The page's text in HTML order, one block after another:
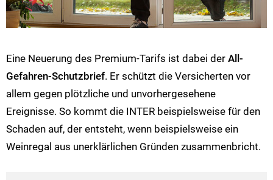
Eine Neuerung des Premium-Tarifs ist dabei der All-
Gefahren-Schutzbrief. Er schützt die Versicherten vor
allem gegen plötzliche und unvorhergesehene
Ereignisse. So kommt die INTER beispielsweise für den
Schaden auf, der entsteht, wenn beispielsweise ein
Weinregal aus unerklärlichen Gründen zusammenbricht.